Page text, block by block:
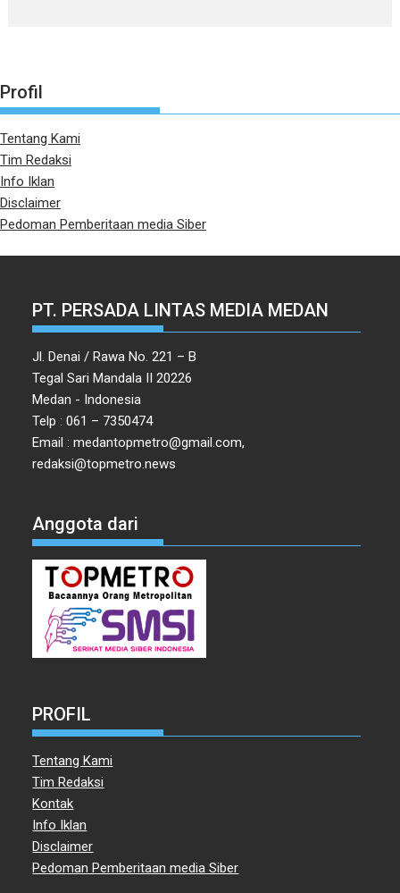
Profil
Tentang Kami
Tim Redaksi
Info Iklan
Disclaimer
Pedoman Pemberitaan media Siber
PT. PERSADA LINTAS MEDIA MEDAN
Jl. Denai / Rawa No. 221 – B
Tegal Sari Mandala II 20226
Medan - Indonesia
Telp : 061 – 7350474
Email : medantopmetro@gmail.com,
redaksi@topmetro.news
Anggota dari
PROFIL
Tentang Kami
Tim Redaksi
Kontak
Info Iklan
Disclaimer
Pedoman Pemberitaan media Siber